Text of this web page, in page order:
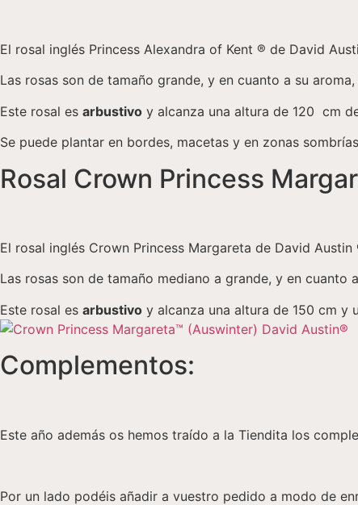
El rosal inglés Princess Alexandra of Kent ® de David
Las rosas son de tamaño grande, y en cuanto a su
Este rosal es arbustivo y alcanza una altura de 120 cm
Se puede plantar en bordes, macetas y en zonas
Rosal Crown Princess
El rosal inglés Crown Princess Margareta de David
Las rosas son de tamaño mediano a grande, y en
Este rosal es arbustivo y alcanza una altura de 150 cm y
Complementos:
Este año además os hemos traído a la Tiendita los
Por un lado podéis añadir a vuestro pedido a modo de